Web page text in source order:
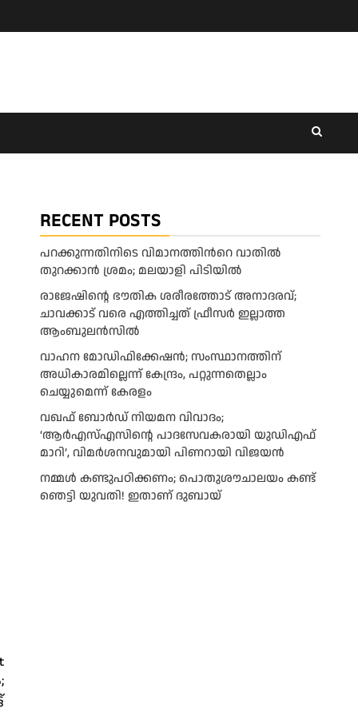
RECENT POSTS
പറക്കുന്നതിനിടെ വിമാനത്തിന്‍റെ വാതിൽ
തുറക്കാൻ ശ്രമം; മലയാളി പിടിയിൽ
രാജേഷിന്റെ ഭൗതിക ശരീരത്തോട് അനാദരവ്;
ചാവക്കാട് വരെ എത്തിച്ചത് ഫ്രീസര്‍ ഇല്ലാത്ത
ആംബുലന്‍സില്‍
വാഹന മോഡിഫിക്കേഷൻ; സംസ്ഥാനത്തിന്
അധികാരമില്ലെന്ന് കേന്ദ്രം, പറ്റുന്നതെല്ലാം
ചെയ്യുമെന്ന് കേരളം
വഖഫ് ബോര്‍ഡ് നിയമന വിവാദം;
‘ആര്‍എസ്എസിന്റെ പാദസേവകരായി യുഡിഎഫ്
മാറി’, വിമര്‍ശനവുമായി പിണറായി വിജയന്‍
നമ്മൾ കണ്ടുപഠിക്കണം; പൊതുശൗചാലയം കണ്ട്
ഞെട്ടി യുവതി! ഇതാണ് ദുബായ്